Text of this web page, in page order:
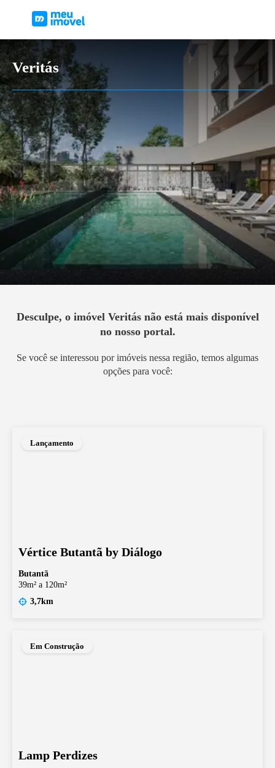
Veritás
Desculpe, o imóvel Veritásnão está mais disponível
no nosso portal.
Se você se interessou por imóveis nessa região, temos algumas
opções para você:
Lançamento
Vértice Butantã by Diálogo
Butantã
39m² a 120m²
3,7km
Em Construção
Lamp Perdizes